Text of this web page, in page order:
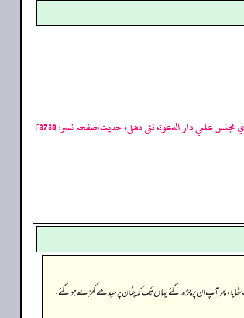
علمي دار الدعوة، نئى دهلى، حدیث/صفحہ نمبر: 3738]
پھر آپ ان پر چڑھ گئے یہاں تک کہ چٹان پر سیدھے کھڑے ہو گئے،